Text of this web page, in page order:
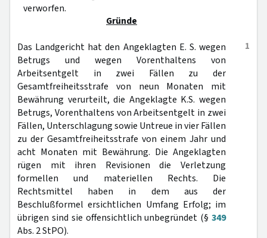
verworfen.
Gründe
1
Das Landgericht hat den Angeklagten E. S. wegen
Betrugs und wegen Vorenthaltens von
Arbeitsentgelt in zwei Fällen zu der
Gesamtfreiheitsstrafe von neun Monaten mit
Bewährung verurteilt, die Angeklagte K.S. wegen
Betrugs, Vorenthaltens von Arbeitsentgelt in zwei
Fällen, Unterschlagung sowie Untreue in vier Fällen
zu der Gesamtfreiheitsstrafe von einem Jahr und
acht Monaten mit Bewährung. Die Angeklagten
rügen mit ihren Revisionen die Verletzung
formellen und materiellen Rechts. Die
Rechtsmittel haben in dem aus der
Beschlußformel ersichtlichen Umfang Erfolg; im
übrigen sind sie offensichtlich unbegründet (§ 349
Abs. 2 StPO).